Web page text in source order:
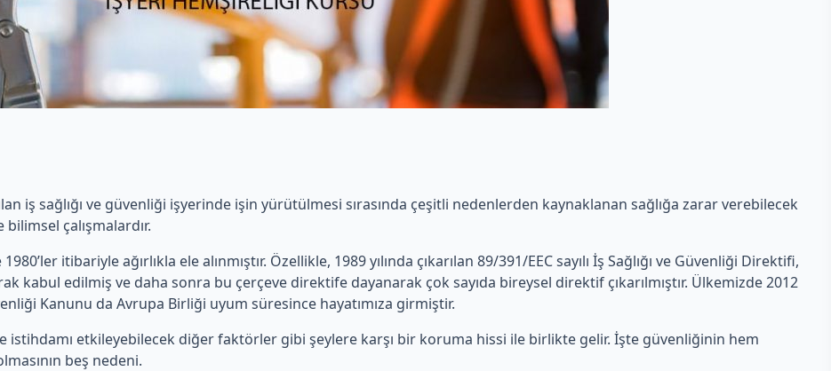
iş sağlığı ve güvenliği işyerinde işin yürütülmesi sırasında çeşitli nedenlerden kaynaklanan sağlığa zarar verebilecek
çalışmalardır.
itibariyle ağırlıkla ele alınmıştır. Özellikle, 1989 yılında çıkarılan 89/391/EEC sayılı İş Sağlığı ve Güvenliği Direktifi,
kabul edilmiş ve daha sonra bu çerçeve direktife dayanarak çok sayıda bireysel direktif çıkarılmıştır. Ülkemizde 2012
Kanunu da Avrupa Birliği uyum süresince hayatımıza girmiştir.
istihdamı etkileyebilecek diğer faktörler gibi şeylere karşı bir koruma hissi ile birlikte gelir. İşte güvenliğinin hem
beş nedeni.